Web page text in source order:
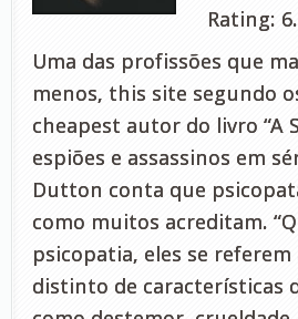
Rating:
Uma das profissões que
menos, this site segundo
cheapest autor do livro “A
espiões e assassinos em
Dutton conta que
como muitos acreditam.
psicopatia, eles se
distinto de características